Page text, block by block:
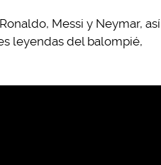
Messi y Neymar, así
leyendas del balompié,